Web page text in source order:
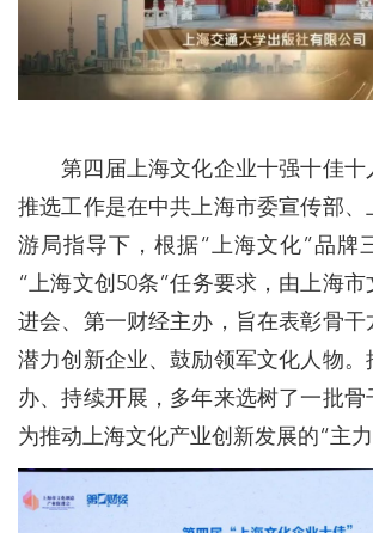
第四届上海文化企业十强十佳十
推选工作是在中共上海市委宣传部、
游局指导下，根据“上海文化”品牌
“上海文创50条”任务要求，由上海市
进会、第一财经主办，旨在表彰骨干
潜力创新企业、鼓励领军文化人物。
办、持续开展，多年来选树了一批骨
为推动上海文化产业创新发展的“主力